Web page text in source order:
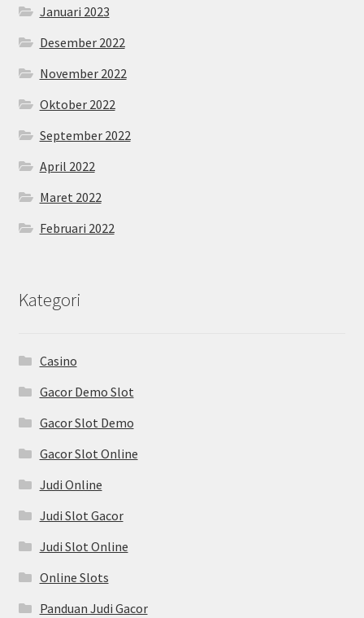
Januari 2023
Desember 2022
November 2022
Oktober 2022
September 2022
April 2022
Maret 2022
Februari 2022
Kategori
Casino
Gacor Demo Slot
Gacor Slot Demo
Gacor Slot Online
Judi Online
Judi Slot Gacor
Judi Slot Online
Online Slots
Panduan Judi Gacor